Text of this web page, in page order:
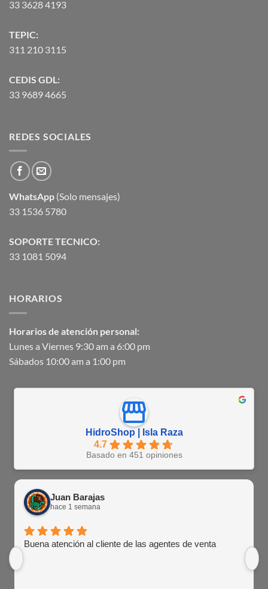
33 3628 4193
TEPIC:
311 210 3115
CEDIS GDL:
33 9689 4665
REDES SOCIALES
WhatsApp (Solo mensajes)
33 1536 5780
SOPORTE TECNICO:
33 1081 5094
HORARIOS
Horarios de atención personal:
Lunes a Viernes 9:30 am a 6:00 pm
Sábados 10:00 am a 1:00 pm
HidroShop | Isla Raza
4.7
Basado en 451 opiniones
Juan Barajas
hace 1 semana
Buena atención al cliente de las agentes de venta